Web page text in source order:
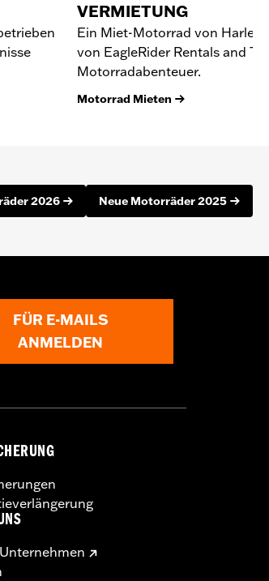
VERMIETUNG
Ein Miet-Motorrad von
von EagleRider Rentals and
Motorradabenteuer.
Motorrad Mieten
2026 Neue Motorräder 2025
FÜR E-MAILS
ANMELDEN